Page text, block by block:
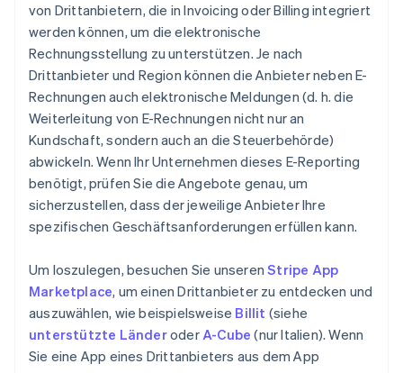
von Drittanbietern, die in Invoicing oder Billing integriert
werden können, um die elektronische
Rechnungsstellung zu unterstützen. Je nach
Drittanbieter und Region können die Anbieter neben E-
Rechnungen auch elektronische Meldungen (d. h. die
Weiterleitung von E-Rechnungen nicht nur an
Kundschaft, sondern auch an die Steuerbehörde)
abwickeln. Wenn Ihr Unternehmen dieses E-Reporting
benötigt, prüfen Sie die Angebote genau, um
sicherzustellen, dass der jeweilige Anbieter Ihre
spezifischen Geschäftsanforderungen erfüllen kann.
Um loszulegen, besuchen Sie unserenStripe App
Marketplace, um einen Drittanbieter zu entdecken und
auszuwählen, wie beispielsweise Billit (siehe
unterstützte LänderoderA-Cube (nur Italien). Wenn
Sie eine App eines Drittanbieters aus dem App